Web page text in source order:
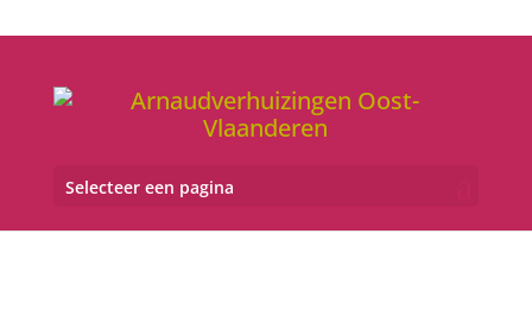
Selecteer een pagina